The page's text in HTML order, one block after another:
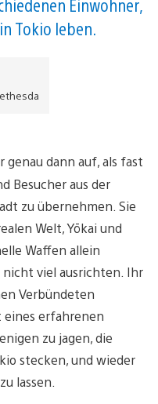
Tokio leben.
genau dann auf, als fast
Besucher aus der
zu übernehmen. Sie
Welt, Yōkai und
Waffen allein
nicht viel ausrichten. Ihr
Verbündeten
eines erfahrenen
zu jagen, die
stecken, und wieder
lassen.